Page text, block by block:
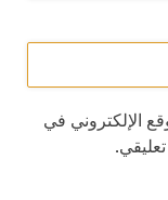
الإلكتروني في